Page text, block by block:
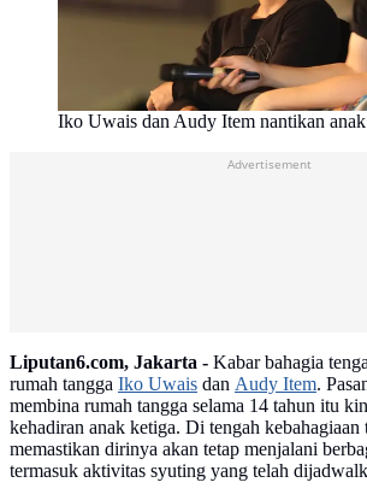
Iko Uwais dan Audy Item nantikan
Advertisement
Liputan6.com, Jakarta - Kabar bahagia
rumah tangga Iko Uwais dan Audy Item.
membina rumah tangga selama 14 tahun itu
kehadiran anak ketiga. Di tengah kebahagiaan
memastikan dirinya akan tetap menjalani
termasuk aktivitas syuting yang telah